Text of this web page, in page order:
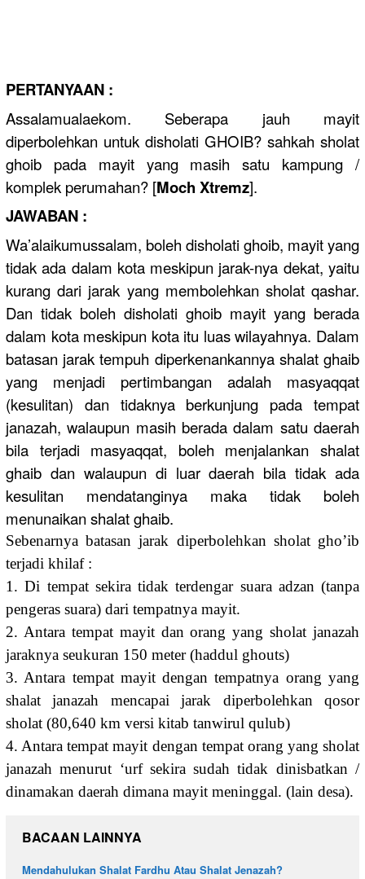
PERTANYAAN :
Assalamualaekom. Seberapa jauh mayit
diperbolehkan untuk disholati GHOIB? sahkah sholat
ghoib pada mayit yang masih satu kampung /
komplek perumahan? [Moch Xtremz].
JAWABAN :
Wa’alaikumussalam, boleh disholati ghoib, mayit yang
tidak ada dalam kota meskipun jarak-nya dekat, yaitu
kurang dari jarak yang membolehkan sholat qashar.
Dan tidak boleh disholati ghoib mayit yang berada
dalam kota meskipun kota itu luas wilayahnya. Dalam
batasan jarak tempuh diperkenankannya shalat ghaib
yang menjadi pertimbangan adalah masyaqqat
(kesulitan) dan tidaknya berkunjung pada tempat
janazah, walaupun masih berada dalam satu daerah
bila terjadi masyaqqat, boleh menjalankan shalat
ghaib dan walaupun di luar daerah bila tidak ada
kesulitan mendatanginya maka tidak boleh
menunaikan shalat ghaib.
Sebenarnya batasan jarak diperbolehkan sholat gho’ib
terjadi khilaf :
1. Di tempat sekira tidak terdengar suara adzan (tanpa
pengeras suara) dari tempatnya mayit.
2. Antara tempat mayit dan orang yang sholat janazah
jaraknya seukuran 150 meter (haddul ghouts)
3. Antara tempat mayit dengan tempatnya orang yang
shalat janazah mencapai jarak diperbolehkan qosor
sholat (80,640 km versi kitab tanwirul qulub)
4. Antara tempat mayit dengan tempat orang yang sholat
janazah menurut ‘urf sekira sudah tidak dinisbatkan /
dinamakan daerah dimana mayit meninggal. (lain desa).
BACAAN LAINNYA
Mendahulukan Shalat Fardhu Atau Shalat Jenazah?